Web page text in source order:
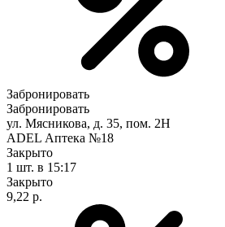
Забронировать
Забронировать
ул. Мясникова, д. 35, пом. 2Н
ADEL Аптека №18
Закрыто
1 шт. в 15:17
Закрыто
9,22 р.